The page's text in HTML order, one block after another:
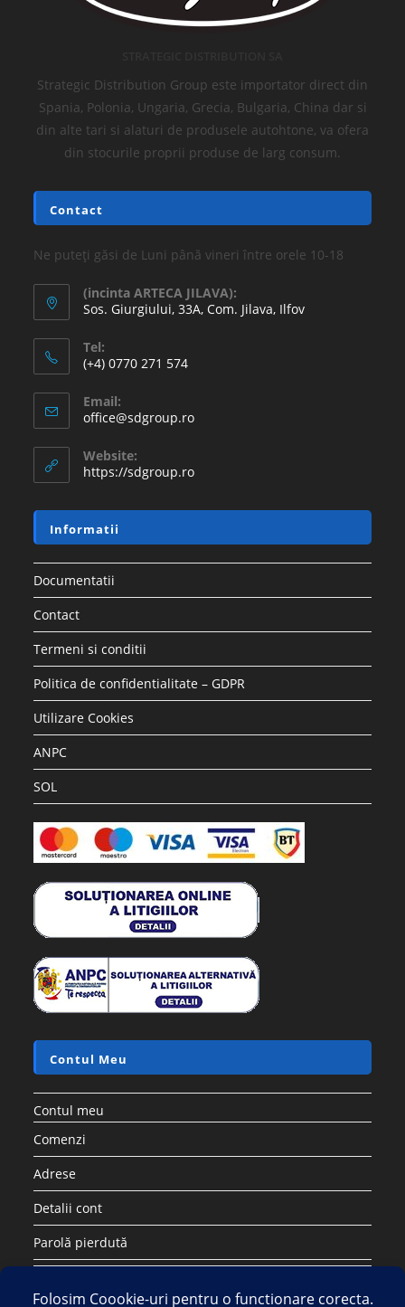
Strategic Distribution Group este importator direct din
Spania, Polonia, Ungaria, Grecia, Bulgaria, China dar si
din alte tari si alaturi de produsele autohtone, va ofera
din stocurile proprii produse de larg consum.
Contact
Ne puteți găsi de Luni până vineri între orele 10-18
(incinta ARTECA JILAVA):
Sos. Giurgiului, 33A, Com. Jilava, Ilfov
Tel:
(+4) 0770 271 574
Email:
office@sdgroup.ro
Website:
https://sdgroup.ro
Informatii
Documentatii
Contact
Termeni si conditii
Politica de confidentialitate – GDPR
Utilizare Cookies
ANPC
SOL
Contul Meu
Contul meu
Comenzi
Adrese
Detalii cont
Parolă pierdută